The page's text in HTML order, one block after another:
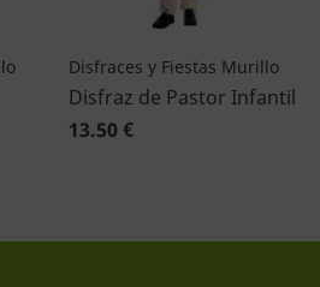
Disfraces y Fiestas Murillo
Disfraz de Pastor Infantil
13.50 €